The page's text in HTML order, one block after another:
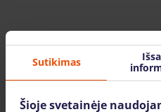
Panašūs modeliai
Sutikimas
Šioje svetainėje